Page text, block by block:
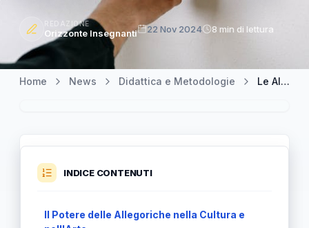
REDAZIONE
Orizzonte Insegnanti 22 Nov 2024 8 min di lettura
Home News Didattica e Metodologie Le Allegoriche: Un Viaggio nel Significato Nascosto e nell'Arte della Rappresentazione
INDICE CONTENUTI
Il Potere delle Allegoriche nella Cultura e